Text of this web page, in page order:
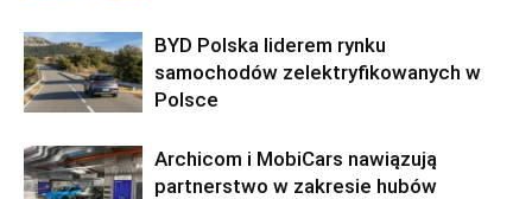
BYD Polska liderem rynku
samochodów zelektryfikowanych w
Polsce
Archicom i MobiCars nawiązują
partnerstwo w zakresie hubów